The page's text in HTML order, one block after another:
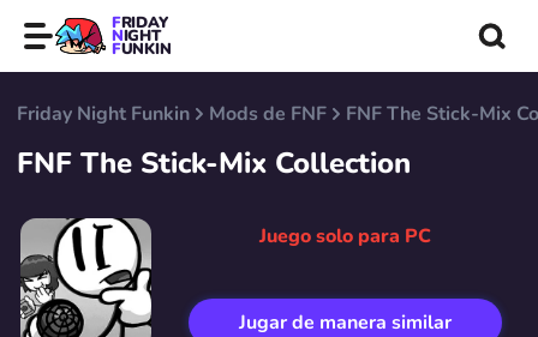
FRIDAY
NIGHT
FUNKIN
Friday Night Funkin Mods de FNF FNF The Stick-Mix
FNF The Stick-Mix Collection
Juego solo para PC
Jugar de manera similar